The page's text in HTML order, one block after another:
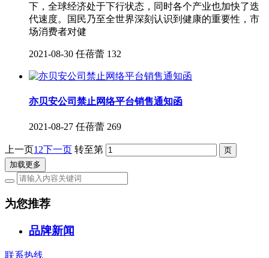
下，全球经济处于下行状态，同时各个产业也加快了迭
代速度。国民乃至全世界深刻认识到健康的重要性，市
场消费者对健
2021-08-30 任蓓蕾 132
亦贝安公司禁止网络平台销售通知函
2021-08-27 任蓓蕾 269
上一页1 2下一页 转至第
加载更多
为您推荐
品牌新闻
联系热线